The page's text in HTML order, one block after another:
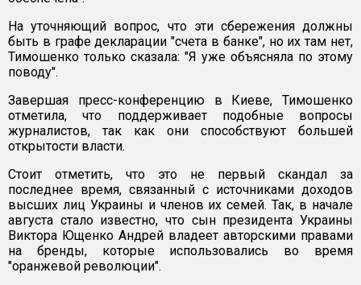
На уточняющий вопрос, что эти сбережения должны
быть в графе декларации "счета в банке", но их там нет,
Тимошенко только сказала: "Я уже объясняла по этому
поводу".
Завершая пресс-конференцию в Киеве, Тимошенко
отметила, что поддерживает подобные вопросы
журналистов, так как они способствуют большей
открытости власти.
Стоит отметить, что это не первый скандал за
последнее время, связанный с источниками доходов
высших лиц Украины и членов их семей. Так, в начале
августа стало известно, что сын президента Украины
Виктора Ющенко Андрей владеет авторскими правами
на бренды, которые использовались во время
"оранжевой революции".